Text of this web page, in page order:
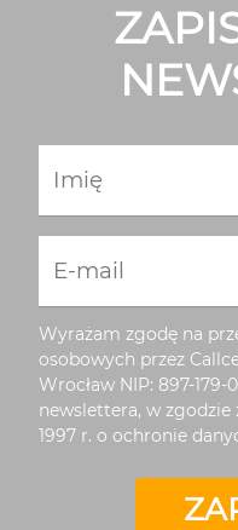
Imię
E-mail
Wyrażam zgodę na
osobowych przez
Wrocław NIP: 897-
newslettera, w zgodzie
1997 r. o ochronie